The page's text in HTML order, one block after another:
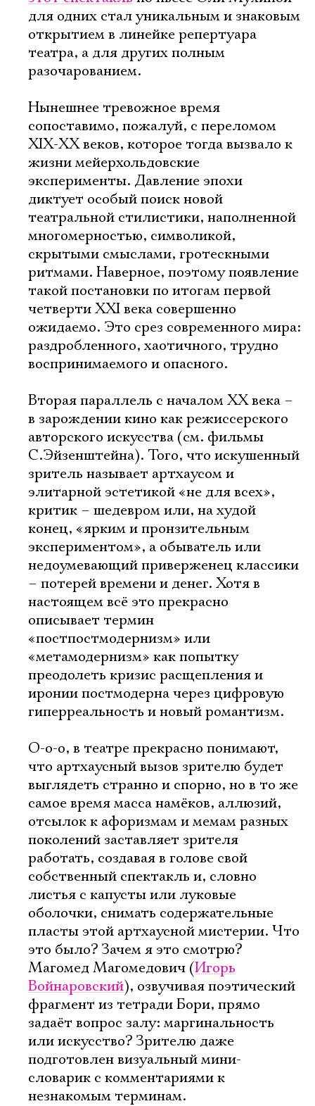
для одних стал уникальным и знаковым
открытием в линейке репертуара
театра, а для других полным
разочарованием.
Нынешнее тревожное время
сопоставимо, пожалуй, с переломом
XIX-XX веков, которое тогда вызвало к
жизни мейерхольдовские
эксперименты. Давление эпохи
диктует особый поиск новой
театральной стилистики, наполненной
многомерностью, символикой,
скрытыми смыслами, гротескными
ритмами. Наверное, поэтому появление
такой постановки по итогам первой
четверти XXI века совершенно
ожидаемо. Это срез современного мира:
раздробленного, хаотичного, трудно
воспринимаемого и опасного.
Вторая параллель с началом ХХ века –
в зарождении кино как режиссерского
авторского искусства (см. фильмы
С.Эйзенштейна). Того, что искушенный
зритель называет артхаусом и
элитарной эстетикой «не для всех»,
критик – шедевром или, на худой
конец, «ярким и пронзительным
экспериментом», а обыватель или
недоумевающий приверженец классики
– потерей времени и денег. Хотя в
настоящем всё это прекрасно
описывает термин
«постпостмодернизм» или
«метамодернизм» как попытку
преодолеть кризис расщепления и
иронии постмодерна через цифровую
гиперреальность и новый романтизм.
О-о-о, в театре прекрасно понимают,
что артхаусный вызов зрителю будет
выглядеть странно и спорно, но в то же
самое время масса намёков, аллюзий,
отсылок к афоризмам и мемам разных
поколений заставляет зрителя
работать, создавая в голове свой
собственный спектакль и, словно
листья с капусты или луковые
оболочки, снимать содержательные
пласты этой артхаусной мистерии. Что
это было? Зачем я это смотрю?
Магомед Магомедович (Игорь
Войнаровский), озвучивая поэтический
фрагмент из тетради Бори, прямо
задаёт вопрос залу: маргинальность
или искусство? Зрителю даже
подготовлен визуальный мини-
словарик с комментариями к
незнакомым терминам.